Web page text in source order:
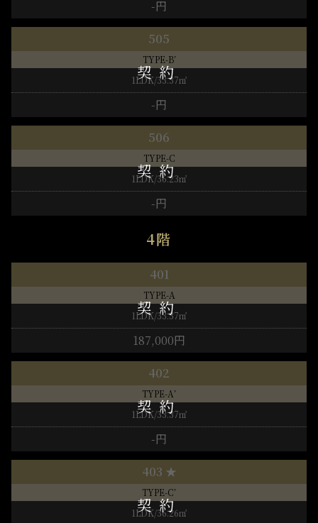
-円
505
TYPE-B’
1LDK/33.37㎡
-円
506
TYPE-C
1LDK/36.23㎡
-円
4階
401
TYPE-A
1LDK/33.37㎡
187,000円
402
TYPE-A’
1LDK/33.37㎡
-円
403 ★
TYPE-C’
1LDK/36.26㎡